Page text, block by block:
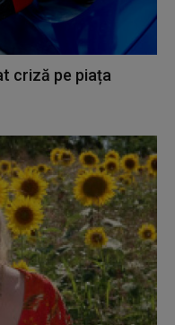
criză pe piața